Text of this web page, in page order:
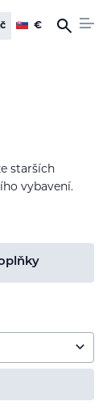
€
starších
vybavení.